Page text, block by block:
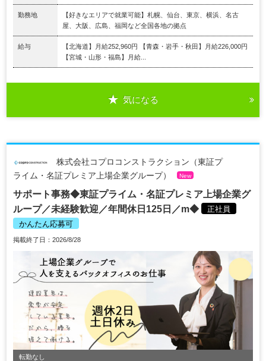
勤務地
【好きなエリアで就業可能】札幌、仙台、東京、横浜、名古
屋、大阪、広島、福岡など全国各地の拠点
給与
【北海道】月給252,960円 【青森・岩手・秋田】月給226,000円
【宮城・山形・福島】月給...
気になる
株式会社コプロコンストラクション（東証プ
ライム・名証プレミア上場企業グループ）
New
サポート事務◆東証プライム・名証プレミア上場企業グ
ループ／未経験歓迎／年間休日125日／m◆
正社員
かんたん応募可
掲載終了日：2026/8/28
転勤なし